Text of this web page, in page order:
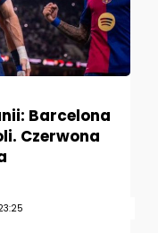
Barcelona
Czerwona